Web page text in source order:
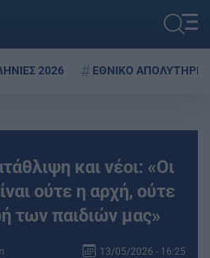
2026 ΕΘΝΙΚΟ ΑΠΟΛΥΤΗΡΙΟ
και νέοι: «Οι
ούτε η αρχή, ούτε
των παιδιών μας»
13/05/2026 - 16:25